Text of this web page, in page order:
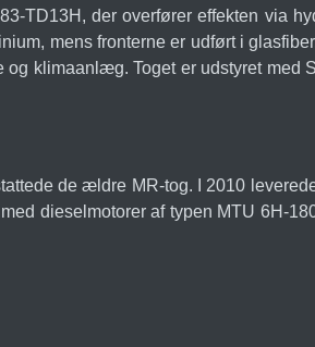
TD13H, der overfører effekten via
mens fronterne er udført i
klimaanlæg. Toget er udstyret med
de ældre MR-tog. I 2010
dieselmotorer af typen MTU 6H-